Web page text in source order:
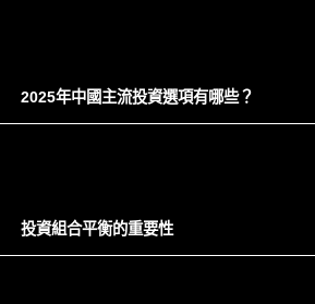
2025年中國主流投資選項有哪些？
投資組合平衡的重要性